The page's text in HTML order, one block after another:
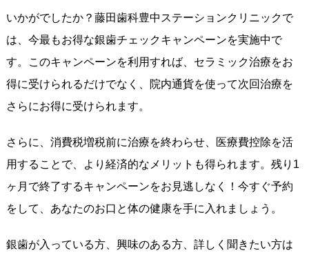
いかがでしたか？藤田歯科豊中ステーションクリニックで
は、今最もお得な銀歯チェックキャンペーンを実施中で
す。このキャンペーンを利用すれば、セラミック治療をお
得に受けられるだけでなく、院内通貨を使って次回治療を
さらにお得に受けられます。
さらに、消費税増税前に治療を終わらせ、医療費控除を活
用することで、より経済的なメリットも得られます。残り1
ヶ月で終了するキャンペーンをお見逃しなく！今すぐ予約
をして、あなたのお口と体の健康を手に入れましょう。
銀歯が入っている方、興味のある方、詳しく聞きたい方は